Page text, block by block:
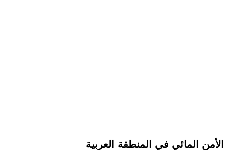
الأمن المائي في المنطقة العربية